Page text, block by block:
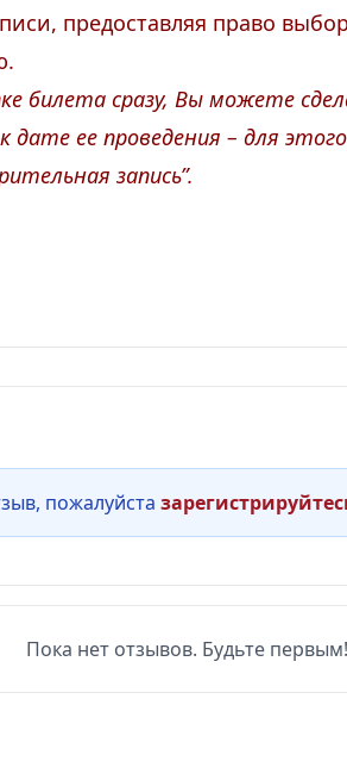
предоставляя право
билета сразу, Вы можете
дате ее проведения – для
запись”.
пожалуйста
Пока нет отзывов. Будьте первым!